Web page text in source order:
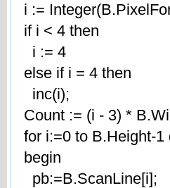
i :=
if i < 4 then
i := 4
else if i = 4 then
inc(i);
Count := (i - 3) *
for i:=0 to B.Height-1
begin
pb:=B.ScanLine[i];